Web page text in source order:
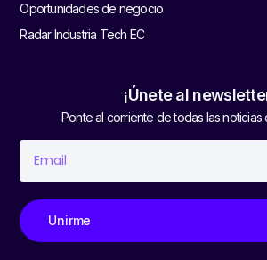
Oportunidades de negocio
Radar Industria Tech EC
¡Únete al
Ponte al corriente de todas las noticias
Unirme